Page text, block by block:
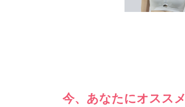
今、あなたにオススメ